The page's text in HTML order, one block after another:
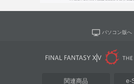
パソコン版へ
関連商品 e-